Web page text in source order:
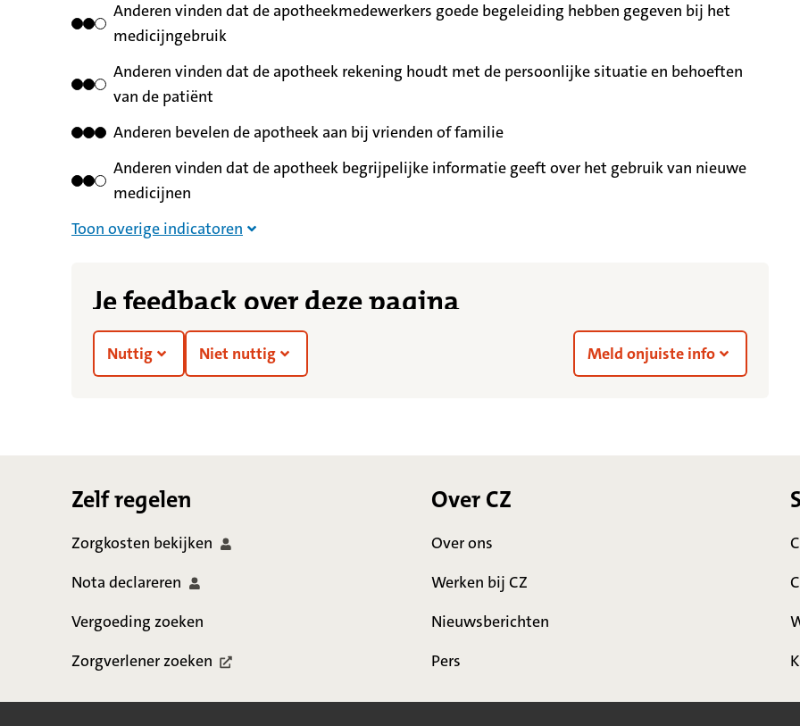
Anderen vinden dat de apotheekmedewerkers goede begeleiding hebben gegeven bij het
medicijngebruik
Anderen vinden dat de apotheek rekening houdt met de persoonlijke situatie en behoeften
van de patiënt
Anderen bevelen de apotheek aan bij vrienden of familie
Anderen vinden dat de apotheek begrijpelijke informatie geeft over het gebruik van nieuwe
medicijnen
Toon overige indicatoren
Je feedback over deze pagina
Nuttig Niet nuttig Meld onjuiste info
Zelf regelen
Zorgkosten bekijken
Nota declareren
Vergoeding zoeken
Zorgverlenerzoeken
Over CZ
Over ons
Werken bij CZ
Nieuwsberichten
Pers